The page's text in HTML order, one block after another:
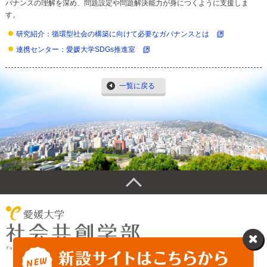
バナンスの理解を深め、問題設定や問題解決能力が身につくように支援しま
す。
研究紹介：循環型社会の構築に向けて必要なガバナンスとは
連携センター：愛媛大学SDGs推進室
一覧に戻る